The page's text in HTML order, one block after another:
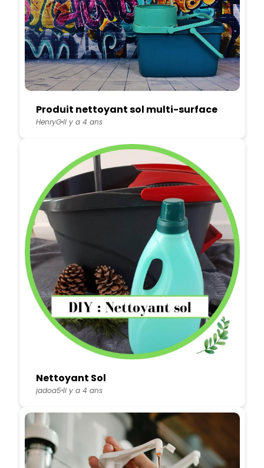
Produit nettoyant sol multi-surface
HenryGIl y a 4 ans
Nettoyant Sol
jadoa5 Il y a 4 ans